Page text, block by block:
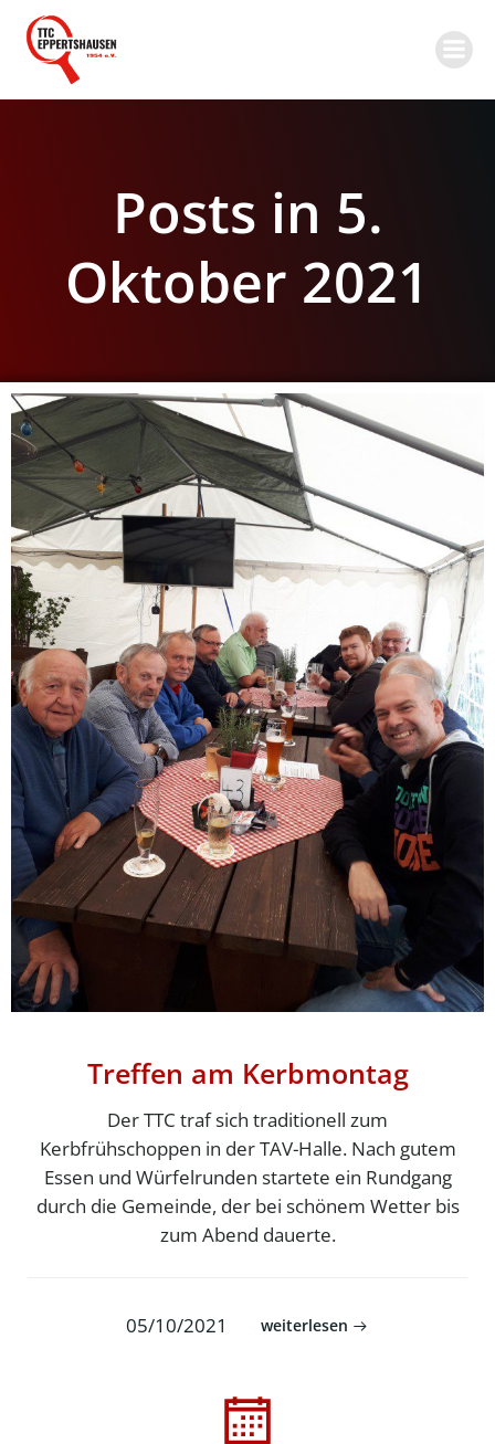
Posts in 5.
Oktober 2021
Treffen am Kerbmontag
Der TTC traf sich traditionell zum
Kerbfrühschoppen in der TAV-Halle. Nach gutem
Essen und Würfelrunden startete ein Rundgang
durch die Gemeinde, der bei schönem Wetter bis
zum Abend dauerte.
05/10/2021 weiterlesen